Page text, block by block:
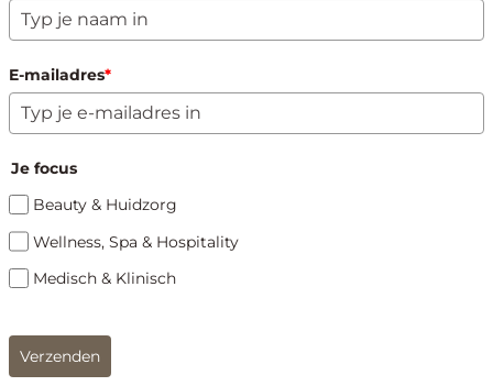
E-mailadres*
Je focus
Beauty & Huidzorg
Wellness, Spa & Hospitality
Medisch & Klinisch
Verzenden